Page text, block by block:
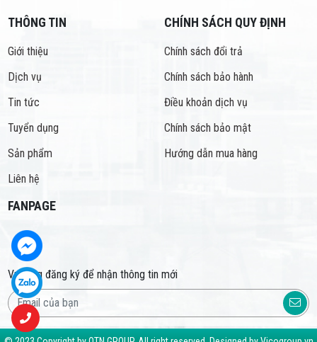
THÔNG TIN
Giới thiệu
Dịch vụ
Tin tức
Tuyển dụng
Sản phẩm
Liên hệ
CHÍNH SÁCH QUY ĐỊNH
Chính sách đổi trả
Chính sách bảo hành
Điều khoản dịch vụ
Chính sách bảo mật
Hướng dẫn mua hàng
FANPAGE
Vui lòng đăng ký để nhận thông tin mới